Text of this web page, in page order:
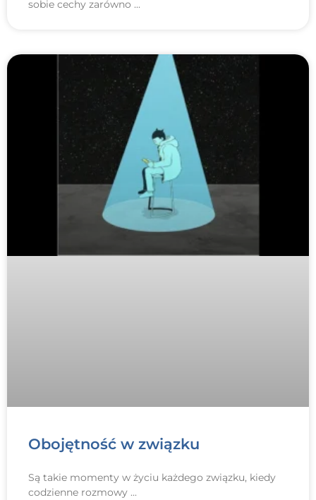
sobie cechy zarówno
Obojętność w związku
Są takie momenty w życiu każdego związku, kiedy
codzienne rozmowy